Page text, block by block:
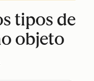
tipos de
objeto